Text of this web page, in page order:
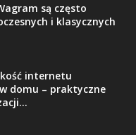
są często
i klasycznych
internetu
domu – praktyczne